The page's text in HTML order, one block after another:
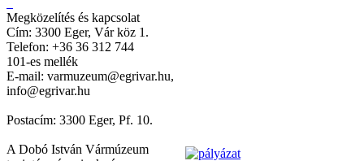
Megközelítés és kapcsolat
Cím: 3300 Eger, Vár köz 1.
Telefon: +36 36 312 744
101-es mellék
E-mail: varmuzeum@egrivar.hu,
info@egrivar.hu
Postacím: 3300 Eger, Pf. 10.
A Dobó István Vármúzeum